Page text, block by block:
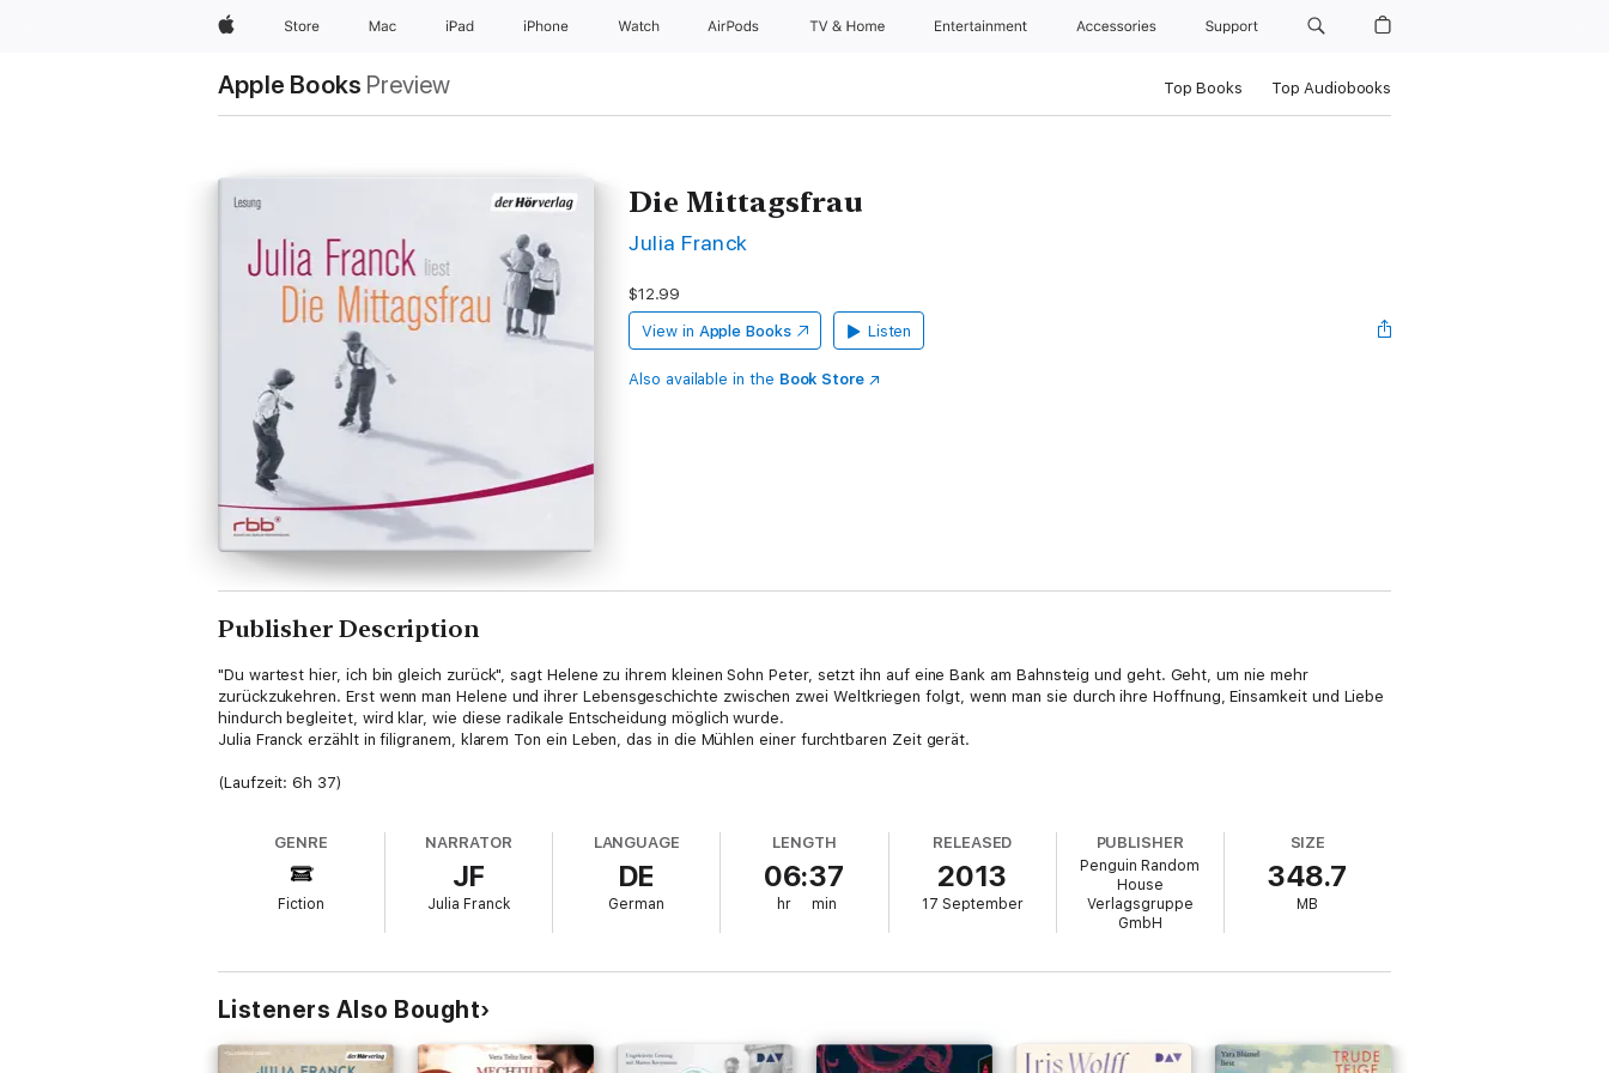
AppleStore Mac iPad iPhone Watch AirPods TV & Home Entertainment Accessories Support
Apple Books Preview Top Books Top Audiobooks
Die Mittagsfrau
Julia Franck
$12.99
View in Apple Books Listen
Also available in the Book Store
Publisher Description
"Du wartest hier, ich bin gleich zurück", sagt Helene zu ihrem kleinen Sohn Peter, setzt ihn auf eine Bank am Bahnsteig und geht. Geht, um nie mehr
zurückzukehren. Erst wenn man Helene und ihrer Lebensgeschichte zwischen zwei Weltkriegen folgt, wenn man sie durch ihre Hoffnung, Einsamkeit und Liebe
hindurch begleitet, wird klar, wie diese radikale Entscheidung möglich wurde.
Julia Franck erzählt in filigranem, klarem Ton ein Leben, das in die Mühlen einer furchtbaren Zeit gerät.
(Laufzeit: 6h 37)
GENRE
Fiction
NARRATOR
JF
Julia Franck
LANGUAGE
DE
German
LENGTH
06:37
hr min
RELEASED
2013
17 September
PUBLISHER
Penguin Random
House
Verlagsgruppe
GmbH
SIZE
348.7
MB
Listeners Also Bought